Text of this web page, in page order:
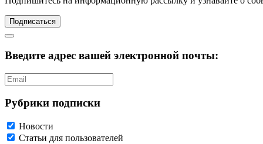
Подписаться
Введите адрес вашей электронной почты:
Рубрики подписки
Новости
Статьи для пользователей